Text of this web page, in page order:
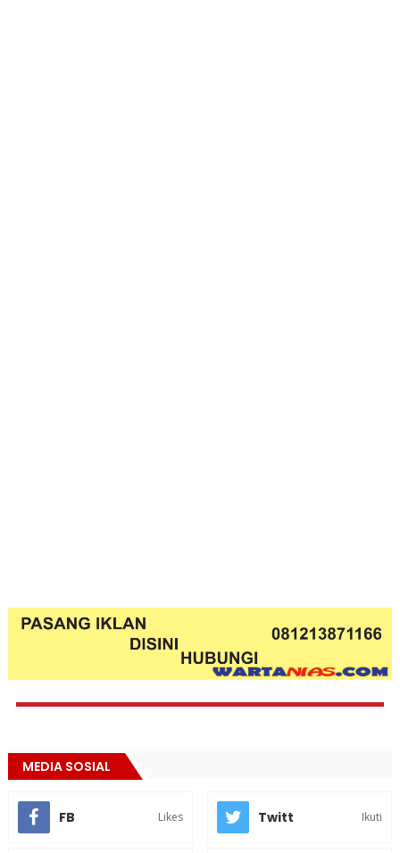
MEDIA SOSIAL
FB Likes Twitt Ikuti